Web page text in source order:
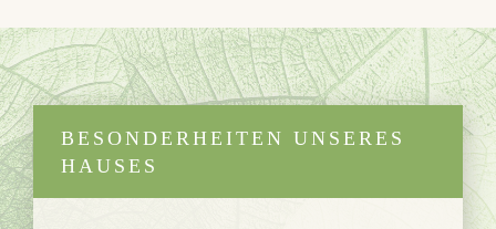
BESONDERHEITEN UNSERES
HAUSES